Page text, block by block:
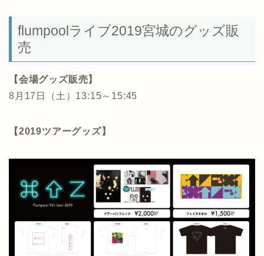
flumpoolライブ2019宮城のグッズ販
売
【会場グッズ販売】
8月17日（土）13:15～15:45
【2019ツアーグッズ】